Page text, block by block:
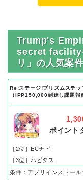
Trump's
secret facility
リ」の人気案
Re:ステージ!プリズムステッ
（IPP150,000到達し課題報
ポイント
［2位］ECナビ
［3位］ハピタス
条件：アプリインストール